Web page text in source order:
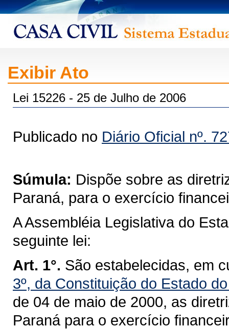
Exibir Ato
Lei 15226 - 25 de Julho de 2006
Publicado no Diário Oficial nº.
Súmula: Dispõe sobre as
Paraná, para o exercício
A Assembléia Legislativa do
seguinte lei:
Art. 1°. São estabelecidas, em
3º, da Constituição do Estado
de 04 de maio de 2000, as
Paraná para o exercício